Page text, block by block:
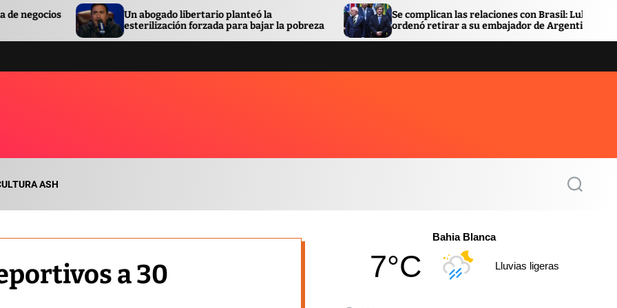
Un abogado libertario planteó la
esterilización forzada para bajar la pobreza
Se complican las relaciones con Brasil: Lula
ordenó retirar a su embajador de Argentina
Facundo
quedó en
ASH
S
a 30
Bahia Blanca
7°C Lluvias ligeras